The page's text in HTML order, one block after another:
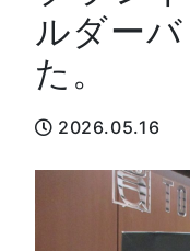
ルダー
た。
2026.05.16